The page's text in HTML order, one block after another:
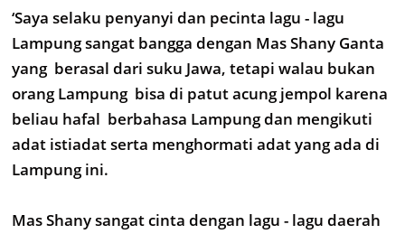
‘Saya selaku penyanyi dan pecinta lagu - lagu
Lampung sangat bangga dengan Mas Shany Ganta
yang berasal dari suku Jawa, tetapi walau bukan
orang Lampung bisa di patut acung jempol karena
beliau hafal berbahasa Lampung dan mengikuti
adat istiadat serta menghormati adat yang ada di
Lampung ini.
Mas Shany sangat cinta dengan lagu - lagu daerah